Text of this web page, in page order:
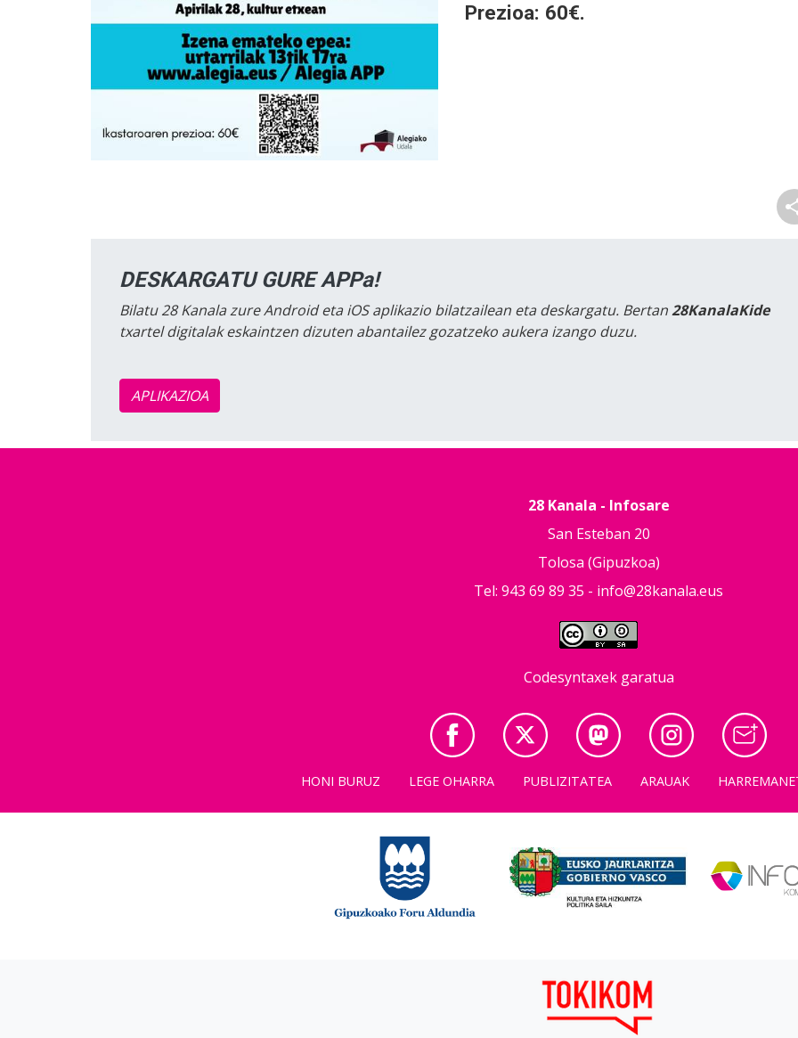
Prezioa: 60€.
DESKARGATU GURE APPa!
Bilatu 28 Kanala zure Android eta iOS aplikazio bilatzailean eta deskargatu. Bertan28KanalaKide
txartel digitalak eskaintzen dizuten abantailez gozatzeko aukera izango duzu.
APLIKAZIOA
28 Kanala - Infosare
San Esteban 20
Tolosa (Gipuzkoa)
Tel: 943 69 89 35 - info@28kanala.eus
Codesyntaxek garatua
HONI BURUZ LEGE OHARRA PUBLIZITATEA ARAUAK